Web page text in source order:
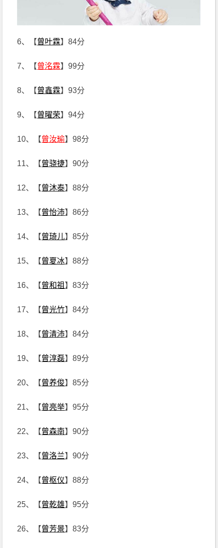
6、【曾叶霖】84分
7、【曾洺霖】99分
8、【曾鑫霖】93分
9、【曾曜荣】94分
10、【曾汝瑜】98分
11、【曾骁捷】90分
12、【曾沐泰】88分
13、【曾怡沛】86分
14、【曾琦儿】85分
15、【曾夏冰】88分
16、【曾和祖 】83分
17、【曾光竹】84分
18、【曾清沛】84分
19、【曾淳磊】89分
20、【曾养俊】85分
21、【曾亮举】95分
22、【曾森南】90分
23、【曾洛兰】90分
24、【曾枢仪】88分
25、【曾乾雄】95分
26、【曾芳景】83分